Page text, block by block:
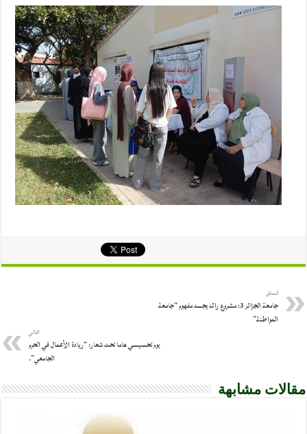
السابق
جامعة الجزائر 3: مشروع رائد يجسد مفهوم “جامعة
المواطنة”
التالي
يوم تحسيسي هاما تحت شعار: “ريادة الأعمال في الحرم
الجامعي”.
مقالات مشابهة